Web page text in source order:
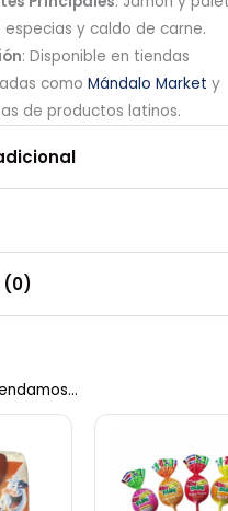
especias y caldo de carne.
: Disponible en tiendas
como Mándalo Market y
de productos latinos.
semanal y mantén vivo
a tu carrito laLata de
la mejor relación calidad-
(0)
en valorar
400gr”
para publicar una